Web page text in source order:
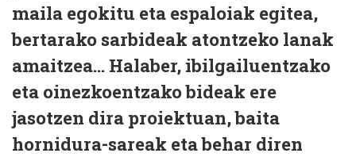
maila egokitu eta espaloiak egitea,
bertarako sarbideak atontzeko lanak
amaitzea... Halaber, ibilgailuentzako
eta oinezkoentzako bideak ere
jasotzen dira proiektuan, baita
hornidura-sareak eta behar diren